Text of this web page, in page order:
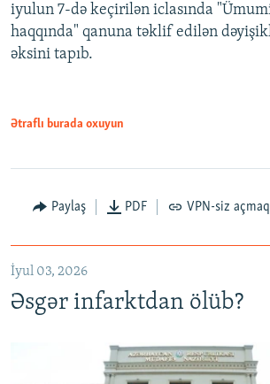
Auto 240p 360p
720p 1080p
iyulun 7-də keçirilən iclasında
haqqında" qanuna təklif edilən
əksini tapıb.
Ətraflı burada oxuyun
Paylaş PDF VPN-siz açmaq
İyul 03, 2026
Əsgər infarktdan ölüb?